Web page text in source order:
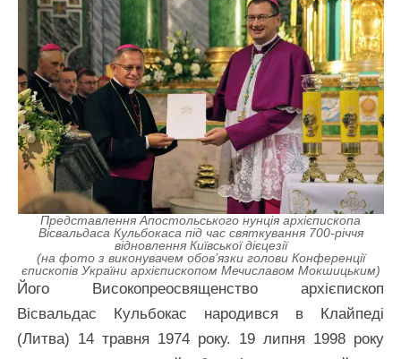
Представлення Апостольського нунція архієпископа
Вісвальдаса Кульбокаса під час святкування 700-річчя
відновлення Київської дієцезії
(на фото з виконувачем обов’язки голови Конференції
єпископів України архієпископом Мечиславом Мокшицьким)
Його Високопреосвященство архієпископ
Вісвальдас Кульбокас народився в Клайпеді
(Литва) 14 травня 1974 року. 19 липня 1998 року